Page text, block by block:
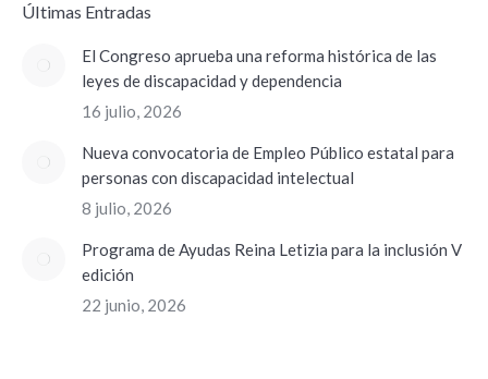
ÚItimas Entradas
El Congreso aprueba una reforma histórica de las
leyes de discapacidad y dependencia
16 julio, 2026
Nueva convocatoria de Empleo Público estatal para
personas con discapacidad intelectual
8 julio, 2026
Programa de Ayudas Reina Letizia para la inclusión V
edición
22 junio, 2026